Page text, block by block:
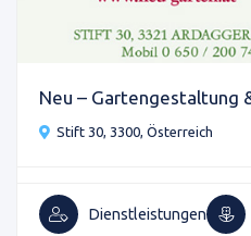
Neu – Gartengestaltung
Stift 30, 3300, Österreich
Dienstleistungen